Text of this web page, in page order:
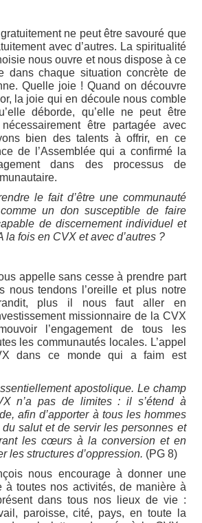
ne peut être savouré que
avec d’autres. La spiritualité
nous ouvre et nous dispose à ce
dans chaque situation concrète de
Quelle joie ! Quand on découvre
la joie qui en découle nous comble
déborde, qu’elle ne peut être
être partagée avec
bien des talents à offrir, en ce
de l’Assemblée qui a confirmé la
dans des processus de
le fait d’être une communauté
un don susceptible de faire
de discernement individuel et
la fois en CVX et avec d’autres ?
appelle sans cesse à prendre part
nous tendons l’oreille et plus notre
plus il nous faut aller en
missionnaire de la CVX
l’engagement de tous les
les communautés locales. L’appel
dans ce monde qui a faim est
apostolique. Le champ
n’a pas de limites : il s’étend à
afin d’apporter à tous les hommes
salut et de servir les personnes et
les cœurs à la conversion et en
les structures d’oppression. (PG 8)
nous encourage à donner une
à toutes nos activités, de manière à
dans tous nos lieux de vie :
paroisse, cité, pays, en toute la